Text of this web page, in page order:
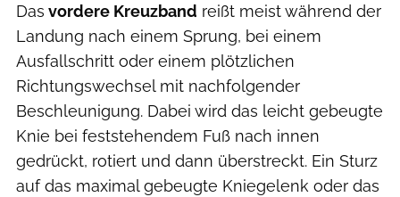
Das vordere Kreuzband reißt meist während der
Landung nach einem Sprung, bei einem
Ausfallschritt oder einem plötzlichen
Richtungswechsel mit nachfolgender
Beschleunigung. Dabei wird das leicht gebeugte
Knie bei feststehendem Fuß nach innen
gedrückt, rotiert und dann überstreckt. Ein Sturz
auf das maximal gebeugte Kniegelenk oder das